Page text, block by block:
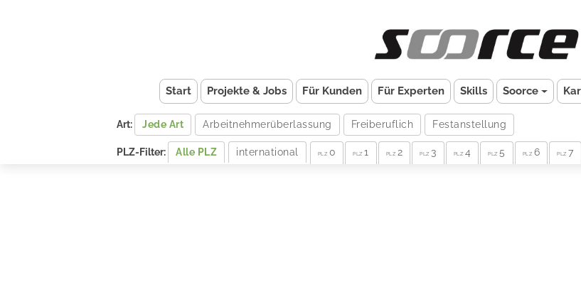
Start Projekte & Jobs Für Kunden Für Experten Skills Soorce
Art: Jede Art Arbeitnehmerüberlassung Freiberuflich Festanstellung
PLZ-Filter: Alle PLZ international PLZ 0 PLZ 1 PLZ 2 PLZ 3 PLZ 4 PLZ 5 PLZ 6 PLZ 7